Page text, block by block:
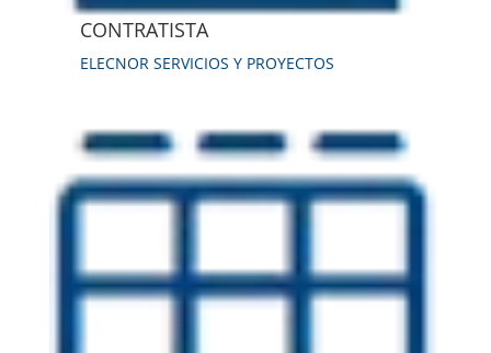
CONTRATISTA
ELECNOR SERVICIOS Y PROYECTOS